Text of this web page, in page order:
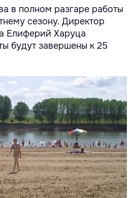
в полном разгаре работы
сезону. Директор
Елиферий Харуца
будут завершены к 25